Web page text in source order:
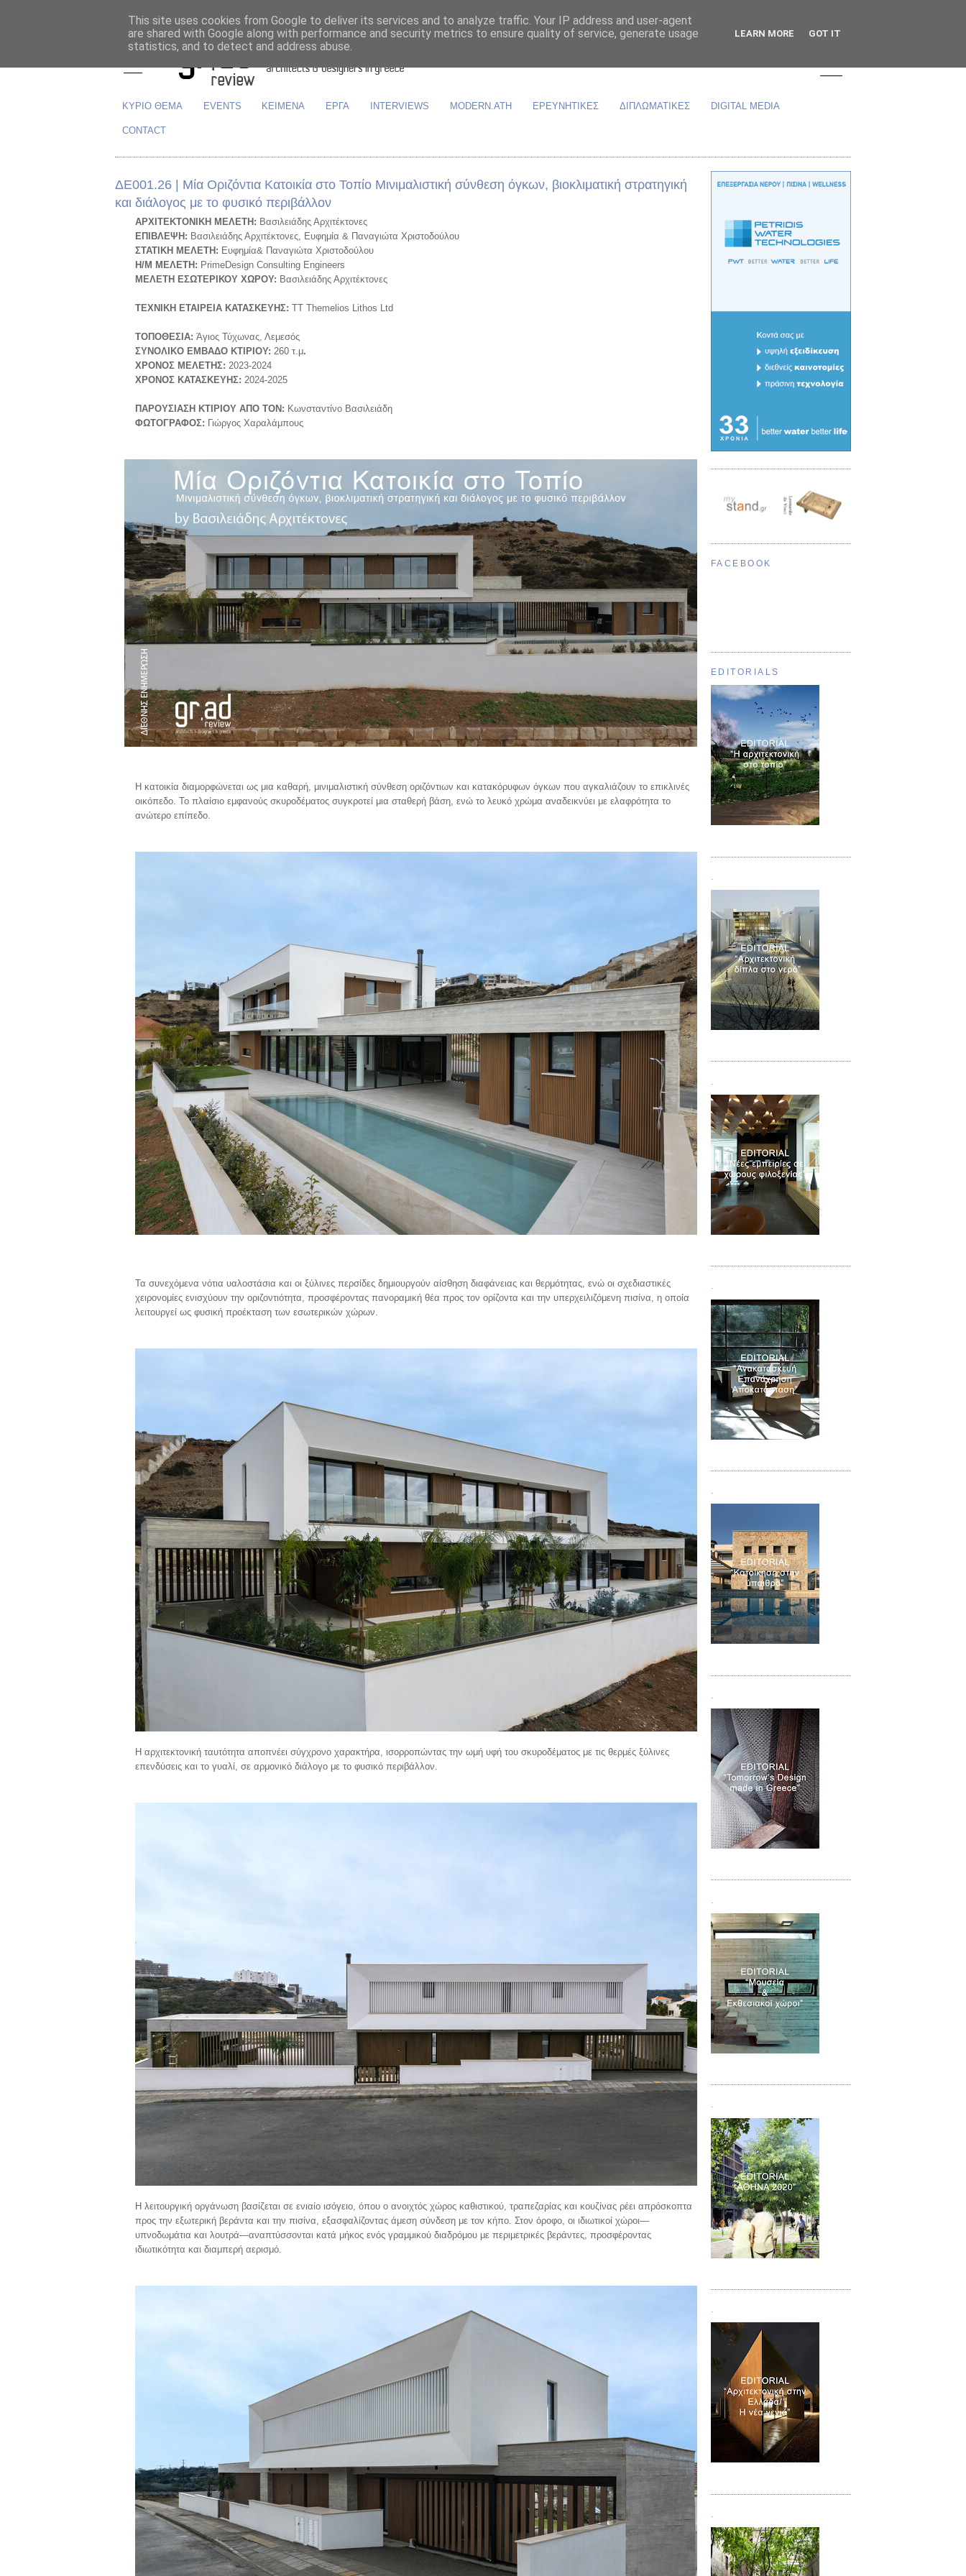
ΚΥΡΙΟ ΘΕΜΑ EVENTS ΚΕΙΜΕΝΑ ΕΡΓΑ INTERVIEWS MODERN.ATH ΕΡΕΥΝΗΤΙΚΕΣ ΔΙΠΛΩΜΑΤΙΚΕΣ DIGITAL MEDIA
CONTACT
ΔΕ001.26 | Μία Οριζόντια Κατοικία στο Τοπίο Μινιμαλιστική σύνθεση όγκων, βιοκλιματική στρατηγική
και διάλογος με το φυσικό περιβάλλον
APXITEKTONIKH MEΛETH: Βασιλειάδης Αρχιτέκτονες
EΠIBΛEΨH: Βασιλειάδης Αρχιτέκτονες, Ευφημία & Παναγιώτα Χριστοδούλου
ΣTATIKH MEΛETH: Ευφημία& Παναγιώτα Χριστοδούλου
H/M MEΛETH: PrimeDesign Consulting Engineers
ΜΕΛΕΤΗ ΕΣΩΤΕΡΙΚΟΥ ΧΩΡΟΥ: Βασιλειάδης Αρχιτέκτονες
TEXNIKH ETAIPΕΙA KATAΣKEYHΣ:TT Themelios Lithos Ltd
TOΠOΘEΣIA:Άγιος Τύχωνας, Λεμεσός
ΣYNOΛIKO EMBAΔO KTIPIOY: 260 τ.μ.
XPONOΣ MEΛETHΣ: 2023-2024
XPONOΣ KATAΣKEYHΣ: 2024-2025
ΠAPOYΣIAΣH KTIPIOY AΠO TON: Κωνσταντίνο Βασιλειάδη
ΦΩTOΓPAΦOΣ: Γιώργος Χαραλάμπους
Η κατοικία διαμορφώνεται ως μια καθαρή, μινιμαλιστική σύνθεση οριζόντιων και κατακόρυφων όγκων που αγκαλιάζουν το επικλινές
οικόπεδο. Το πλαίσιο εμφανούς σκυροδέματος συγκροτεί μια σταθερή βάση, ενώ το λευκό χρώμα αναδεικνύει με ελαφρότητα το
ανώτερο επίπεδο.
Τα συνεχόμενα νότια υαλοστάσια και οι ξύλινες περσίδες δημιουργούν αίσθηση διαφάνειας και θερμότητας, ενώ οι σχεδιαστικές
χειρονομίες ενισχύουν την οριζοντιότητα, προσφέροντας πανοραμική θέα προς τον ορίζοντα και την υπερχειλιζόμενη πισίνα, η οποία
λειτουργεί ως φυσική προέκταση των εσωτερικών χώρων.
Η αρχιτεκτονική ταυτότητα αποπνέει σύγχρονο χαρακτήρα, ισορροπώντας την ωμή υφή του σκυροδέματος με τις θερμές ξύλινες
επενδύσεις και το γυαλί, σε αρμονικό διάλογο με το φυσικό περιβάλλον.
Η λειτουργική οργάνωση βασίζεται σε ενιαίο ισόγειο, όπου ο ανοιχτός χώρος καθιστικού, τραπεζαρίας και κουζίνας ρέει απρόσκοπτα
προς την εξωτερική βεράντα και την πισίνα, εξασφαλίζοντας άμεση σύνδεση με τον κήπο. Στον όροφο, οι ιδιωτικοί χώροι—
υπνοδωμάτια και λουτρά—αναπτύσσονται κατά μήκος ενός γραμμικού διαδρόμου με περιμετρικές βεράντες, προσφέροντας
ιδιωτικότητα και διαμπερή αερισμό.
FACEBOOK
EDITORIALS
.
.
.
.
.
.
.
This site uses cookies from Google to deliver its services and to analyze traffic. Your IP address and user-agent
are shared with Google along with performance and security metrics to ensure quality of service, generate usage
statistics, and to detect and address abuse.
LEARN MORE GOT IT